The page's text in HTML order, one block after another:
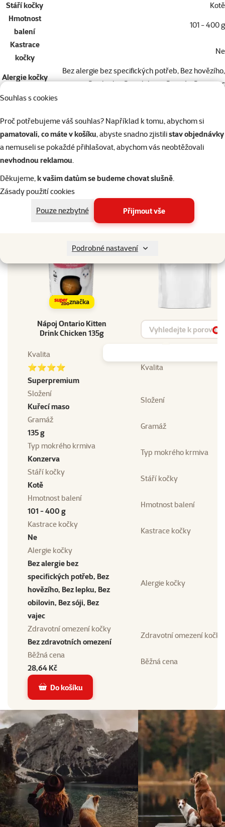
Souhlas s cookies
Proč potřebujeme váš souhlas? Například k tomu, abychom si
pamatovali, co máte v košíku, abyste snadno zjistilistav objednávky
a nemuseli se pokaždé přihlašovat, abychom vás neobtěžovali
nevhodnou reklamou.
Děkujeme,k vašim datům se budeme chovat slušně.
Zásady použití cookies
Pouze nezbytné
Přijmout vše
Podrobné nastavení
Stáří kočky
Kotě
Hmotnost
balení
101 - 400 g
Kastrace
kočky
Ne
Alergie kočky
Bez alergie bez specifických potřeb, Bez hovězího,
Bez lepku, Bez obilovin, Bez sóji, Bez vajec
Zdravotní
kočky
Značka
Ontario
Katalogové
číslo
EAN
Dopřejte vašemu mazlíčkovi to nejlepší
Přejděte na kvalitu od Super zoo
značka
Nápoj Ontario Kitten
Drink Chicken 135g
Vyhledat produkt
Kvalita
⭐⭐⭐⭐
Superpremium
Kvalita
Složení
Kuřecí maso
Složení
Gramáž
135 g
Gramáž
Typ mokrého krmiva
Konzerva
Typ mokrého krmiva
Stáří kočky
Kotě
Stáří kočky
Hmotnost balení
101 - 400 g
Hmotnost balení
Kastrace kočky
Ne
Kastrace kočky
Alergie kočky
Bez alergie bez
specifických potřeb, Bez
hovězího, Bez lepku, Bez
obilovin, Bez sóji, Bez
vajec
Alergie kočky
Zdravotní omezení kočky
Bez zdravotních omezení
Zdravotní omezení kočky
Běžná cena
28,64 Kč
Běžná cena
Do košíku